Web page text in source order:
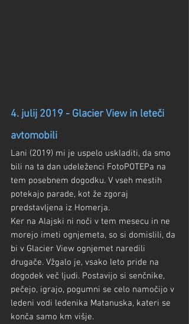
4. julij 2019 - Glacier View in leteči
avtomobili
Lani (2019) mi je uspelo uskladiti, da smo
bili na ta dan udeleženci FotoPOTEPa na
tem posebnem dogodku. V vseh mestih
potekajo parade, kot že zgoraj
predstavljena iz Homerja.
Ker na Alajski ni noči v tem mesecu in ne
morejo imeti ognjemeta, so si domislili, da
bi v Glacier View ognjemet naredili
drugače. Vžgalo je, vsako leto pride na
dogodek več ljudi. Postavijo si senčnike,
pečejo, igrajo, pogumni se celo namočijo v
ledeni vodi ledenika Matanuska, kateri se
konča samo km višje.